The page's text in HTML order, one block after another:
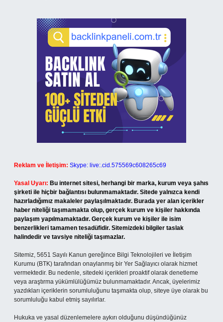
Reklam ve İletişim: Skype: live:.cid.575569c608265c69
Yasal Uyarı: Bu internet sitesi, herhangi bir marka, kurum veya şahıs
şirketi ile hiçbir bağlantısı bulunmamaktadır. Sitede yalnızca kendi
hazırladığımız makaleler paylaşılmaktadır. Burada yer alan içerikler
haber niteliği taşımamakta olup, gerçek kurum ve kişiler hakkında
paylaşım yapılmamaktadır. Gerçek kurum ve kişiler ile isim
benzerlikleri tamamen tesadüfidir. Sitemizdeki bilgiler taslak
halindedir ve tavsiye niteliği taşımazlar.
Sitemiz, 5651 Sayılı Kanun gereğince Bilgi Teknolojileri ve İletişim
Kurumu (BTK) tarafından onaylanmış bir Yer Sağlayıcı olarak hizmet
vermektedir. Bu nedenle, sitedeki içerikleri proaktif olarak denetleme
veya araştırma yükümlülüğümüz bulunmamaktadır. Ancak, üyelerimiz
yazdıkları içeriklerin sorumluluğunu taşımakta olup, siteye üye olarak bu
sorumluluğu kabul etmiş sayılırlar.
Hukuka ve yasal düzenlemelere aykırı olduğunu düşündüğünüz